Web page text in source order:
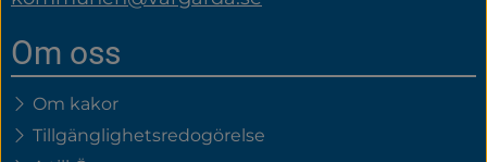
Om oss
Om kakor
Tillgänglighetsredogörelse